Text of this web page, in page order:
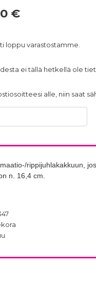
€
loppu varastostamme.
ei tällä hetkellä ole
alle, niin saat
rippijuhlakakkuun,
n. 16,4 cm.